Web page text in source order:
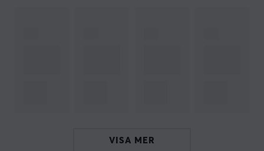
Stål med handsytt läderVISA MER